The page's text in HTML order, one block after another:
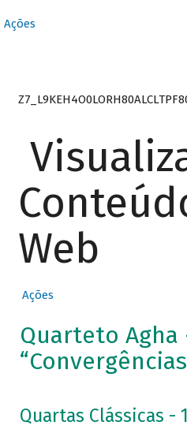
Ações
Web
Ações
Quarteto Agha
Quartas Clássicas -